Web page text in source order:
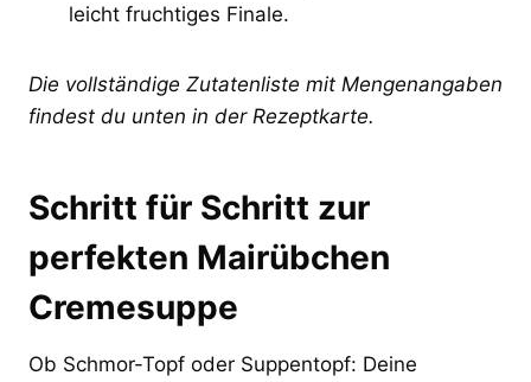
leicht fruchtiges Finale.
Die vollständige Zutatenliste mit Mengenangaben
findest du unten in der Rezeptkarte.
Schritt für Schritt zur
perfekten Mairübchen
Cremesuppe
Ob Schmor-Topf oder Suppentopf: Deine